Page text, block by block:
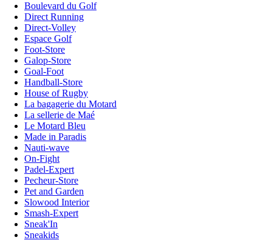
Boulevard du Golf
Direct Running
Direct-Volley
Espace Golf
Foot-Store
Galop-Store
Goal-Foot
Handball-Store
House of Rugby
La bagagerie du Motard
La sellerie de Maé
Le Motard Bleu
Made in Paradis
Nauti-wave
On-Fight
Padel-Expert
Pecheur-Store
Pet and Garden
Slowood Interior
Smash-Expert
Sneak'In
Sneakids